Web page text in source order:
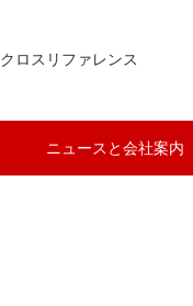
クロスリファレンス
ニュースと会社案内